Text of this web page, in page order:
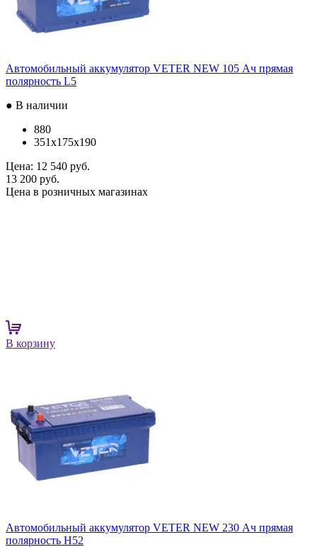
Автомобильный аккумулятор VETER NEW 105 Ач прямая
полярность L5
● В наличии
880
351x175x190
Цена: 12 540 руб.
13 200 руб.
Цена в розничных магазинах
В корзину
Автомобильный аккумулятор VETER NEW 230 Ач прямая
полярность H52